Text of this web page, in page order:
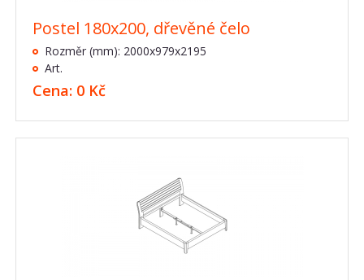
Postel 180x200, dřevěné čelo
Rozměr (mm): 2000x979x2195
Art.
Cena: 0 Kč